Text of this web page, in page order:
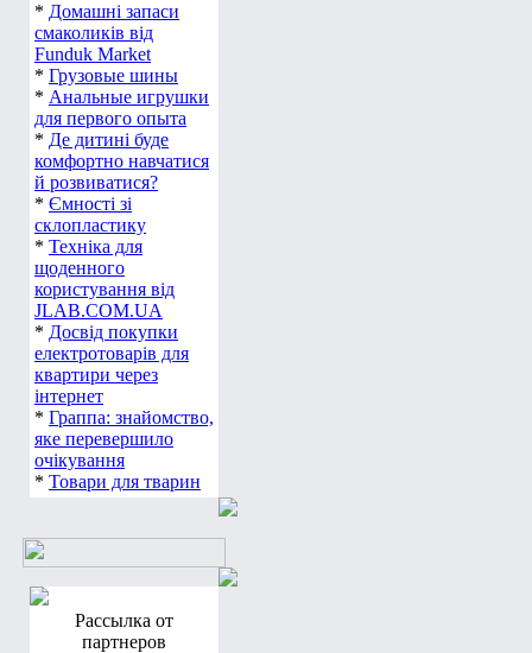
* Домашні запаси
смаколиків від
Funduk Market
* Грузовые шины
* Анальные игрушки
для первого опыта
* Де дитині буде
комфортно навчатися
й розвиватися?
* Ємності зі
склопластику
* Техніка для
щоденного
користування від
JLAB.COM.UA
* Досвід покупки
електротоварів для
квартири через
інтернет
* Граппа: знайомство,
яке перевершило
очікування
* Товари для тварин
Рассылка от
партнеров